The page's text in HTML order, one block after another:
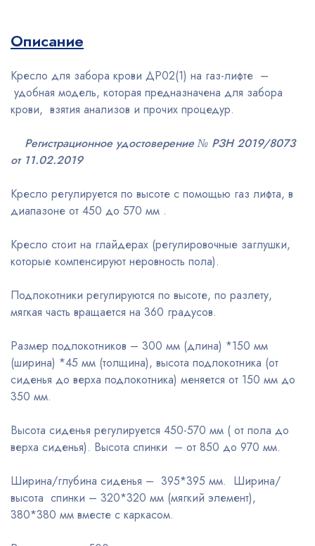
Описание
Кресло для забора крови ДР02(1) на газ-лифте –
удобная модель, которая предназначена для забора
крови, взятия анализов и прочих процедур.
Регистрационное удостоверение № РЗН 2019/8073
от 11.02.2019
Кресло регулируется по высоте с помощью газ лифта, в
диапазоне от 450 до 570 мм .
Кресло стоит на глайдерах (регулировочные заглушки,
которые компенсируют неровность пола).
Подлокотники регулируются по высоте, по разлету,
мягкая часть вращается на 360 градусов.
Размер подлокотников – 300 мм (длина) *150 мм
(ширина) *45 мм (толщина), высота подлокотника (от
сиденья до верха подлокотника) меняется от 150 мм до
350 мм.
Высота сиденья регулируется 450-570 мм ( от пола до
верха сиденья). Высота спинки – от 850 до 970 мм.
Ширина/глубина сиденья – 395*395 мм. Ширина/
высота спинки – 320*320 мм (мягкий элемент),
380*380 мм вместе с каркасом.